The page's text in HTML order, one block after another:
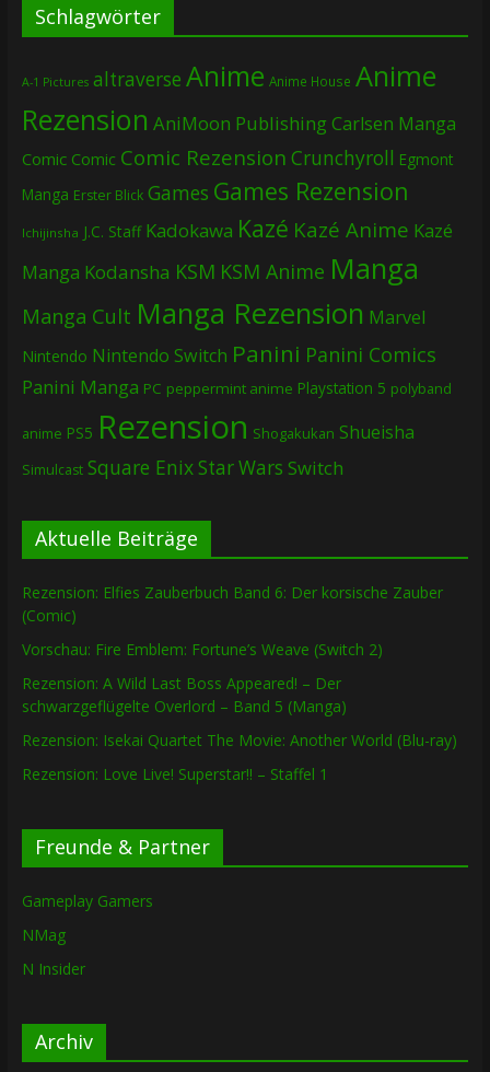
Schlagwörter
A-1 Pictures altraverse Anime Anime House Anime
Rezension AniMoon PublishingCarlsen Manga
Comic Comic Comic Rezension Crunchyroll Egmont
Manga Erster Blick Games Games Rezension
Ichijinsha J.C. Staff Kadokawa Kazé Kazé Anime Kazé
Manga Kodansha KSM KSM Anime Manga
Manga Cult Manga Rezension Marvel
Nintendo Nintendo Switch Panini Panini Comics
Panini Manga PC peppermint anime Playstation 5 polyband
anime PS5 Rezension Shogakukan Shueisha
Simulcast Square EnixStar Wars Switch
Aktuelle Beiträge
Rezension: Elfies Zauberbuch Band 6: Der korsische Zauber
(Comic)
Vorschau: Fire Emblem: Fortune’s Weave (Switch 2)
Rezension: A Wild Last Boss Appeared! – Der
schwarzgeflügelte Overlord – Band 5 (Manga)
Rezension: Isekai Quartet The Movie: Another World (Blu-ray)
Rezension: Love Live! Superstar!! – Staffel 1
Freunde & Partner
Gameplay Gamers
NMag
N Insider
Archiv